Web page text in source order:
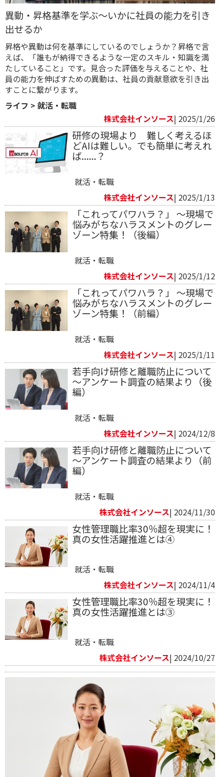
異動・昇格基準を学ぶ～いかに社員の能力を引き
出せるか
昇格や異動は何を基準にしているのでしょうか？昇格で言
えば、「誰もが納得できるような一定のスキル・知識を満
たしていること」です。見合った評価を与えることや、社
員の能力を伸ばすための異動は、社員の貢献意欲を引き出
すことに繋がります。
ライフ > 就活・転職
株式会社インソース| 2025/1/26
研修の現場より 難しく考えるほ
どAIは難しい。でも簡単に考えれ
ば......？
就活・転職
株式会社インソース| 2025/1/13
「これってパワハラ？」 ～現場で
悩みがちなハラスメントのグレー
ゾーン特集！（後編）
就活・転職
株式会社インソース| 2025/1/12
「これってパワハラ？」 ～現場で
悩みがちなハラスメントのグレー
ゾーン特集！（前編）
就活・転職
株式会社インソース| 2025/1/11
若手向け研修と離職防止について
～アンケート調査の結果より（後
編）
就活・転職
株式会社インソース| 2024/12/8
若手向け研修と離職防止について
～アンケート調査の結果より（前
編）
就活・転職
株式会社インソース| 2024/11/30
女性管理職比率30％超を現実に！
真の女性活躍推進とは④
就活・転職
株式会社インソース| 2024/11/4
女性管理職比率30％超を現実に！
真の女性活躍推進とは③
就活・転職
株式会社インソース| 2024/10/27